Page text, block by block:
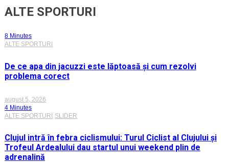
ALTE SPORTURI
8 Minutes
ALTE SPORTURI
De ce apa din jacuzzi este lăptoasă și cum rezolvi
problema corect
august 5, 2026
4 Minutes
ALTE SPORTURI SLIDER
Clujul intră în febra ciclismului: Turul Ciclist al Clujului și
Trofeul Ardealului dau startul unui weekend plin de
adrenalină